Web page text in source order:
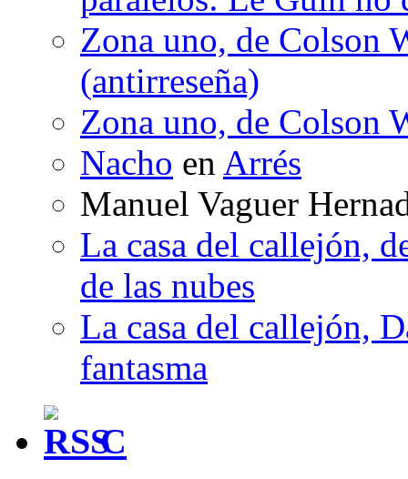
Zona uno, de Colson
(antirreseña)
Zona uno, de Colson
Nacho en Arrés
Manuel Vaguer
La casa del callejón,
de las nubes
La casa del callejón,
fantasma
C